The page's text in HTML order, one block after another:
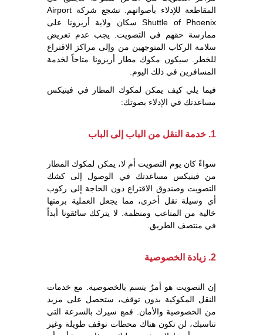
المقاطعة للإدلاء بأصواتهم. تشجع شركة Airport
Shuttle of Phoenix سكان ولاية أريزونا على
ممارسة حقهم في التصويت. يجب عدم تعريض
سلامة الركاب المتوجهين من وإلى مراكز الاقتراع
للخطر. سيكون مكوك مطار أريزونا متاحاً لخدمة
المسافرين في ذلك اليوم.
فيما يلي كيف يمكن لمكوك المطار في فينيكس
مساعدتك في الإدلاء بصوتك:
1. خدمة النقل من الباب إلى الباب
سواءً كان يوم التصويت أم لا، يمكن لمكوك المطار
من فينيكس مساعدتك في الوصول إلى كشك
التصويت وصندوق الاقتراع دون الحاجة إلى ركوب
أي وسيلة نقل أخرى، مما يجعل العملية برمتها
خالية من المتاعب ومنظمة. لا يتركك سائقونا أبداً
في منتصف الطريق.
2. زيادة الخصوصية
إن التصويت هو أمرٌ يتسم بالخصوصية. مع خدمات
النقل المكوكية بدون توقف، ستحصل على مزيد
من الخصوصية والأمان. فمع سيرك بالسرعة التي
تناسبك، لن تكون هناك محطات توقف طويلة وغير